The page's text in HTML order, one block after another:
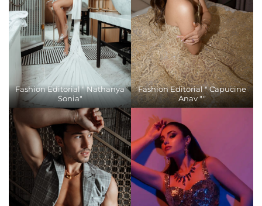
Fashion Editorial " Nathanya
Sonia"
Fashion Editorial " Capucine
Anav ""